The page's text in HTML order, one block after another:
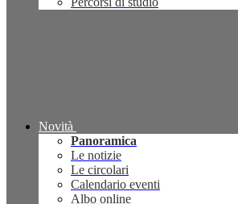
Novità
Panoramica
Le notizie
Le circolari
Calendario eventi
Albo online